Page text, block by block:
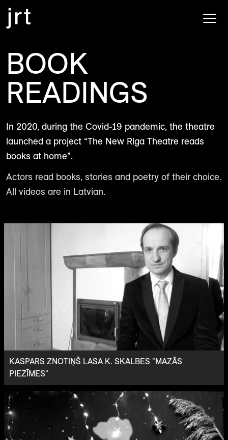
BOOK
READINGS
In 2020, during the Covid-19 pandemic, the theatre
launched a project “The New Riga Theatre reads
books at home”.
Actors read books, stories and poetry of their choice.
All videos are in Latvian.
KASPARS ZNOTIŅŠ LASA K. SKALBES "MAZĀS
PIEZĪMES"